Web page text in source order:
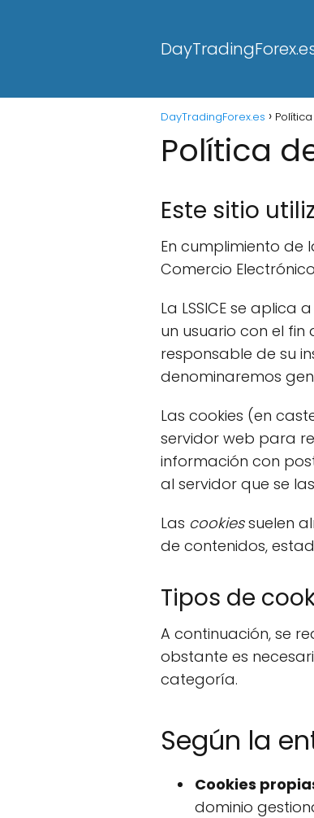
DayTradingForex.es
Política
Este sitio
En cumplimiento de
Comercio
La LSSICE se
un usuario con el
responsable de su
denominaremos
Las cookies (en
servidor web para
información con
al servidor que se
Las cookiessuelen
de contenidos,
Tipos de
A continuación, se
obstante es
categoría.
Según la
Cookies
dominio